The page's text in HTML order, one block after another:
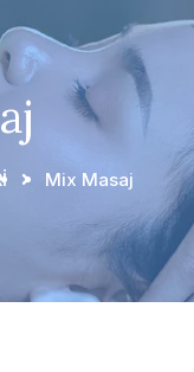
Mix Masaj